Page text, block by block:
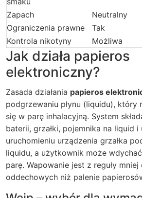
Zapach
Neutralny
Ograniczenia prawne
Tak
Kontrola nikotyny
Możliwa
Jak działa papieros
elektroniczny?
Zasada działania papieros
podgrzewaniu płynu (liquidu), który
się w parę inhalacyjną. System
baterii, grzałki, pojemnika na liquid i
uruchomieniu urządzenia grzałka
liquidu, a użytkownik może
parę. Wapowanie jest z reguły
oddechowych niż palenie